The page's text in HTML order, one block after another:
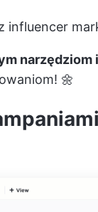
influencer
🌼